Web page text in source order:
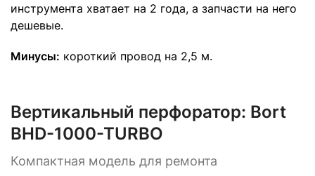
инструмента хватает на 2 года, а запчасти на него
дешевые.
Минусы: короткий провод на 2,5 м.
Вертикальный перфоратор: Bort
BHD-1000-TURBO
Компактная модель для ремонта